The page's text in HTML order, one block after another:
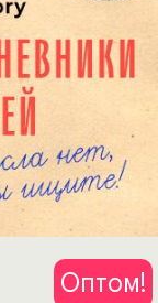
Оптом!